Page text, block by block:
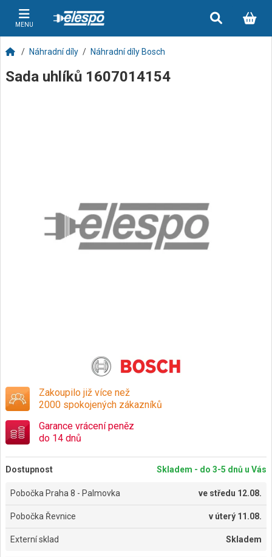
MENU
Náhradní díly Náhradní díly Bosch
Sada uhlíků 1607014154
Zakoupilo již více než
2000 spokojených zákazníků
Garance vrácení peněz
do 14 dnů
Dostupnost Skladem - do 3-5 dnů u Vás
Pobočka Praha 8 - Palmovka ve středu 12.08.
Pobočka Řevnice v úterý 11.08.
Externí sklad Skladem